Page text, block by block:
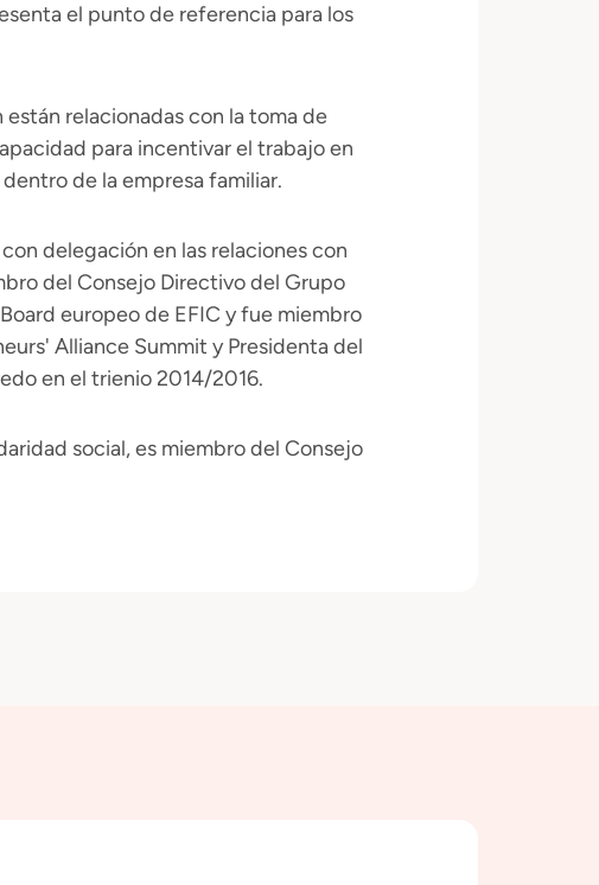
el punto de referencia para los
relacionadas con la toma de
para incentivar el trabajo en
de la empresa familiar.
delegación en las relaciones con
del Consejo Directivo del Grupo
europeo de EFIC y fue miembro
Alliance Summit y Presidenta del
en el trienio 2014/2016.
social, es miembro del Consejo